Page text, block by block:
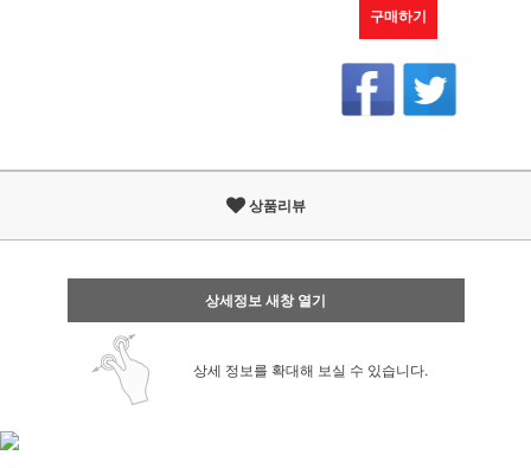
구매하기
상품리뷰
상세정보 새창 열기
상세 정보를 확대해 보실 수 있습니다.